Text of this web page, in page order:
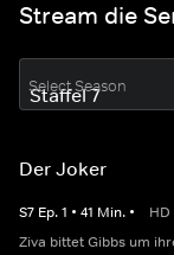
Stream die
Select Season
Der Joker
S7 Ep.1 • 41 Min. • HD
Ziva bittet Gibbs um